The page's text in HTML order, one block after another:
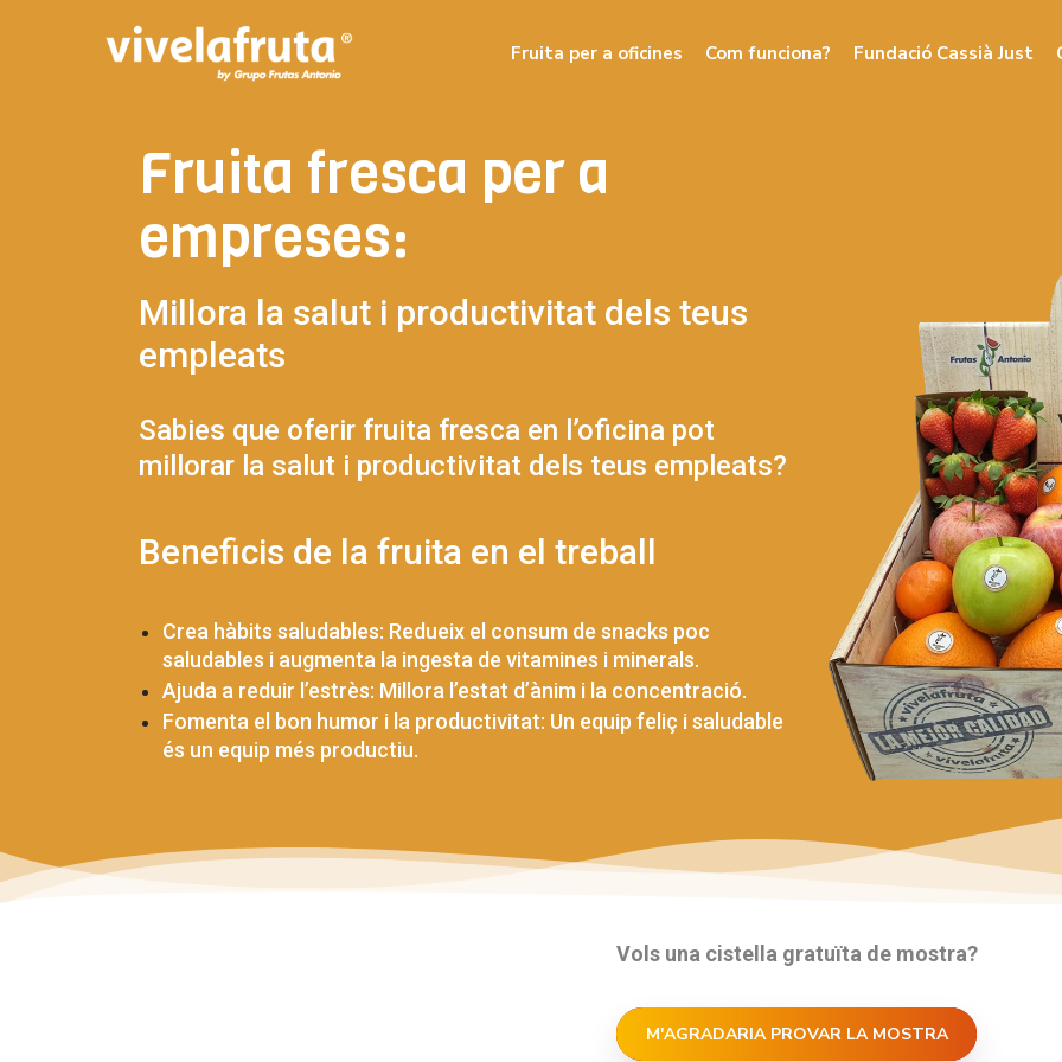
Fruita per a oficines Com funciona? Fundació Cassià Just
Fruita fresca per a
empreses:
Millora la salut i productivitat dels teus
empleats
Sabies que oferir fruita fresca en l’oficina pot
millorar la salut i productivitat dels teus empleats?
Beneficis de la fruita en el treball
Crea hàbits saludables: Redueix el consum de snacks poc
saludables i augmenta la ingesta de vitamines i minerals.
Ajuda a reduir l’estrès: Millora l’estat d’ànim i la concentració.
Fomenta el bon humor i la productivitat: Un equip feliç i saludable
és un equip més productiu.
Vols una cistella gratuïta de mostra?
M'AGRADARIA PROVAR LA MOSTRA
PROVAR